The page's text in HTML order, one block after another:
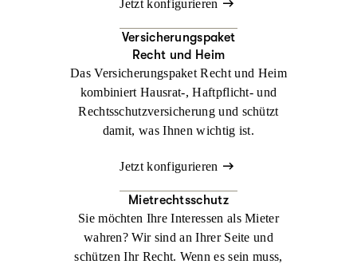
Jetzt konfigurieren
Versicherungspaket
Recht und Heim
Das Versicherungspaket Recht und Heim
kombiniert Hausrat-, Haftpflicht- und
Rechtsschutzversicherung und schützt
damit, was Ihnen wichtig ist.
Jetzt konfigurieren
Mietrechtsschutz
Sie möchten Ihre Interessen als Mieter
wahren? Wir sind an Ihrer Seite und
schützen Ihr Recht. Wenn es sein muss,